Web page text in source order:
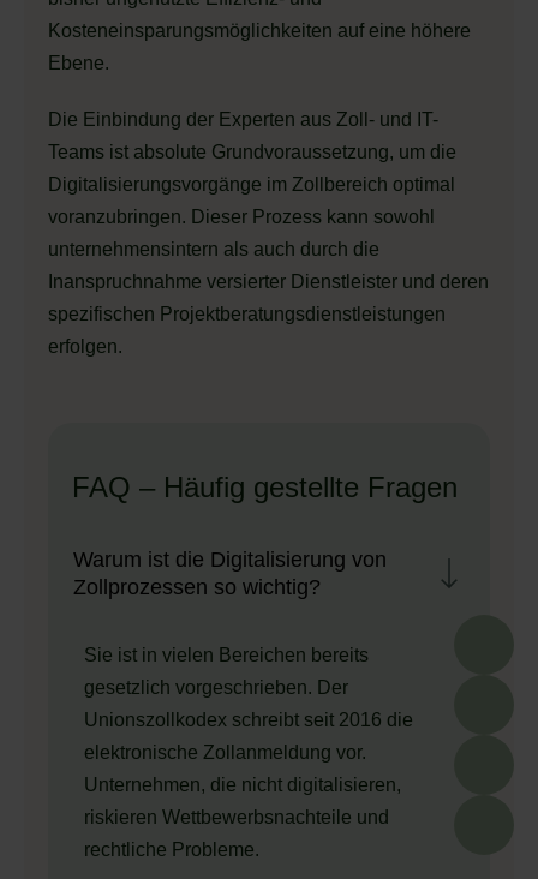
Kosteneinsparungsmöglichkeiten auf eine höhere
Ebene.
Die Einbindung der Experten aus Zoll- und IT-
Teams ist absolute Grundvoraussetzung, um die
Digitalisierungsvorgänge im Zollbereich optimal
voranzubringen. Dieser Prozess kann sowohl
unternehmensintern als auch durch die
Inanspruchnahme versierter Dienstleister und deren
spezifischen Projektberatungsdienstleistungen
erfolgen.
FAQ – Häufig gestellte Fragen
Warum ist die Digitalisierung von
Zollprozessen so wichtig?
Sie ist in vielen Bereichen bereits
gesetzlich vorgeschrieben. Der
Unionszollkodex schreibt seit 2016 die
elektronische Zollanmeldung vor.
Unternehmen, die nicht digitalisieren,
riskieren Wettbewerbsnachteile und
rechtliche Probleme.